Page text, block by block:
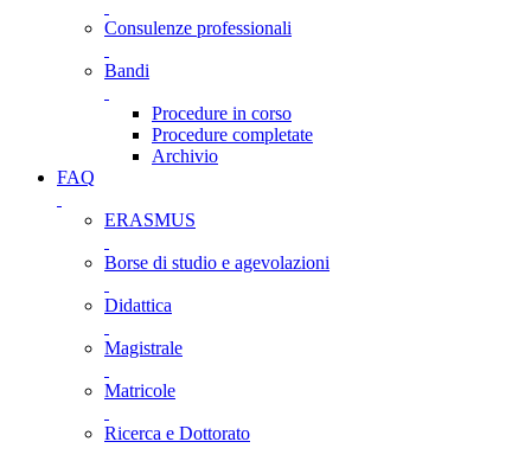
Consulenze professionali
Bandi
Procedure in corso
Procedure completate
Archivio
FAQ
ERASMUS
Borse di studio e agevolazioni
Didattica
Magistrale
Matricole
Ricerca e Dottorato